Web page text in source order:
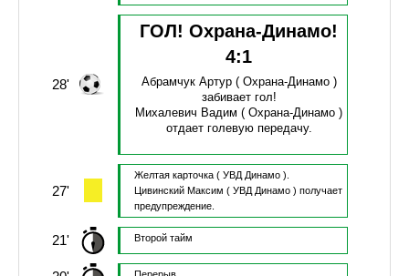
28'
ГОЛ! Охрана-Динамо!
4:1
Абрамчук Артур( Охрана-Динамо )
забивает гол!
Михалевич Вадим ( Охрана-Динамо )
отдает голевую передачу.
27'
Желтая карточка ( УВД Динамо ).
Цивинский Максим ( УВД Динамо ) получает
предупреждение.
21' Второй тайм